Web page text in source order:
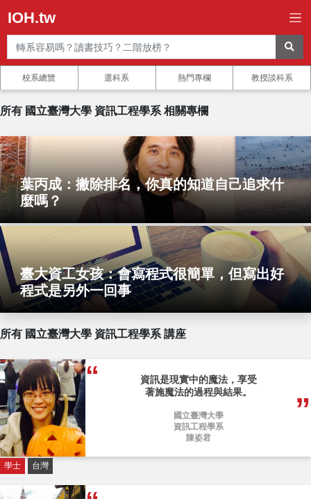
IOH.tw
校系總覽 選科系 熱門專欄 教授談科系
所有 國立臺灣大學 資訊工程學系 相關專欄
葉丙成：撇除排名，你真的知道自己追求什
麼嗎？
臺大資工女孩：會寫程式很簡單，但寫出好
程式是另外一回事
所有 國立臺灣大學 資訊工程學系 講座
資訊是現實中的魔法，享受
著施魔法的過程與結果。
國立臺灣大學
資訊工程學系
陳姿君
學士 台灣